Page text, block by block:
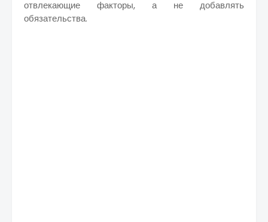
отвлекающие факторы, а не добавлять
обязательства.